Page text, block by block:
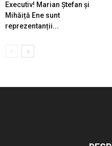
Executiv! Marian Ștefan și
Mihăiță Ene sunt
reprezentanții...